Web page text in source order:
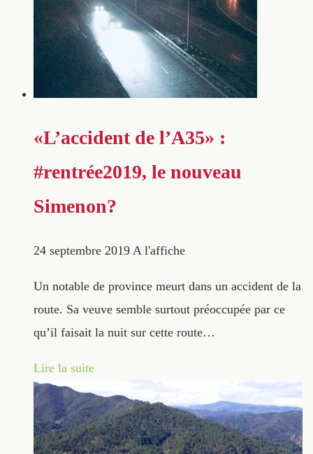
«L’accident de l’A35» :
#rentrée2019, le nouveau
Simenon?
24 septembre 2019 A l'affiche
Un notable de province meurt dans un accident de la
route. Sa veuve semble surtout préoccupée par ce
qu’il faisait la nuit sur cette route…
Lire la suite